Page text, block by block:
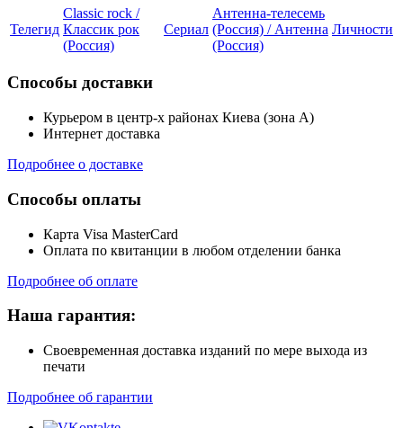
Телегид
Classic rock /
Классик рок
(Россия)
Сериал
Антенна-телесемь
(Россия) / Антенна
(Россия)
Личности
Способы доставки
Курьером в центр-х районах Киева (зона А)
Интернет доставка
Подробнее о доставке
Способы оплаты
Карта Visa MasterCard
Оплата по квитанции в любом отделении банка
Подробнее об оплате
Наша гарантия:
Своевременная доставка изданий по мере выхода из
печати
Подробнее об гарантии